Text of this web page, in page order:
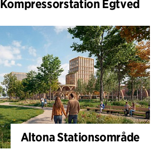
Kompressorstation Egtved
Altona Stationsområde